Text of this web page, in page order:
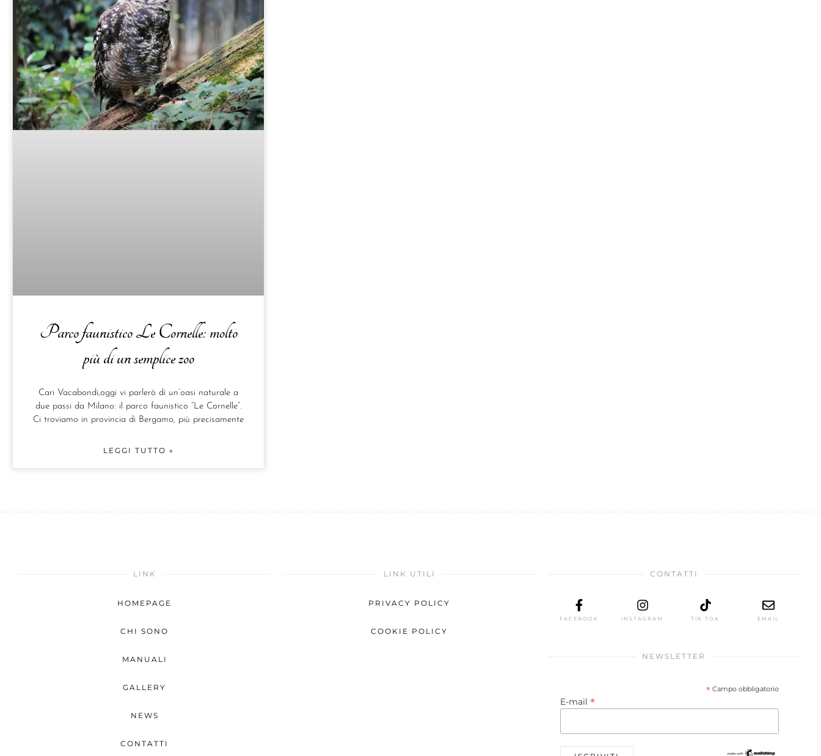
Parco faunistico Le Cornelle: molto
più di un semplice zoo
Cari Vacabondi,oggi vi parlerò di un’oasi naturale a
due passi da Milano: il parco faunistico “Le Cornelle”.
Ci troviamo in provincia di Bergamo, più precisamente
LEGGI TUTTO »
LINK
HOMEPAGE
CHI SONO
MANUALI
GALLERY
NEWS
CONTATTI
LINK UTILI
PRIVACY POLICY
COOKIE POLICY
CONTATTI
FACEBOOK INSTAGRAM TIK TOK EMAIL
NEWSLETTER
* Campo obbligatorio
E-mail *